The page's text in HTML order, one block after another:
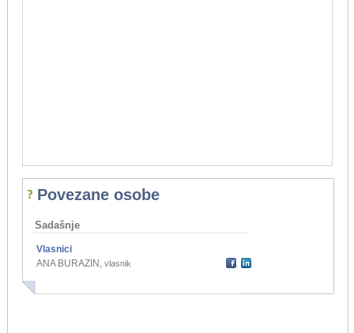
Povezane osobe
Sadašnje
Vlasnici
ANA BURAZIN , vlasnik